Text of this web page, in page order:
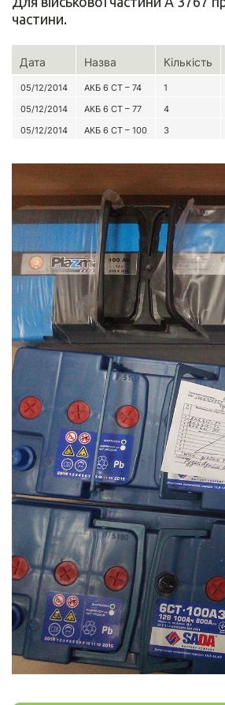
частини.
Дата Назва Кількість
05/12/2014 АКБ 6 СТ – 74 1
05/12/2014
АКБ 6 СТ – 77 4
05/12/2014
АКБ 6 СТ – 100 3